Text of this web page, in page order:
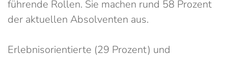
führende Rollen. Sie machen rund 58 Prozent
der aktuellen Absolventen aus.
Erlebnisorientierte (29 Prozent) und